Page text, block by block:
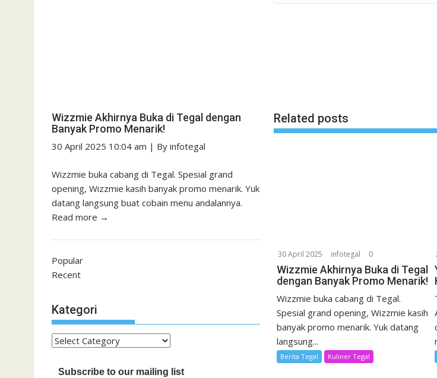
Related posts
30 April 2025 infotegal 0
Wizzmie Akhirnya Buka di Tegal
dengan Banyak Promo Menarik!
Wizzmie buka cabang di Tegal.
Spesial grand opening, Wizzmie kasih
banyak promo menarik. Yuk datang
langsung...
Berita Tegal Kuliner Tegal
Wizzmie Akhirnya Buka di Tegal dengan
Banyak Promo Menarik!
30 April 2025 10:04 am | By infotegal
Wizzmie buka cabang di Tegal. Spesial grand
opening, Wizzmie kasih banyak promo menarik. Yuk
datang langsung buat cobain menu andalannya.
Read more →
Popular
Recent
Kategori
Kategori
Subscribe to our mailing list